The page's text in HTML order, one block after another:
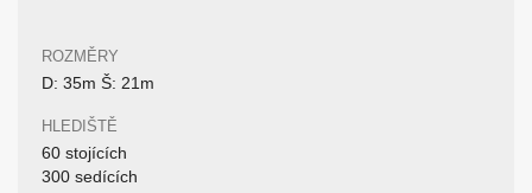
ROZMĚRY
D: 35m Š: 21m
HLEDIŠTĚ
60 stojících
300 sedících